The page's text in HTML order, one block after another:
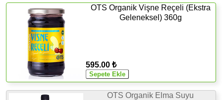
OTS Organik Vişne Reçeli (Ekstra
Geleneksel) 360g
595.00 ₺
OTS Organik Elma Suyu